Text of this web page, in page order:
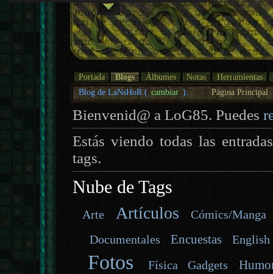
Portada Blogs Álbumes Notas
Herramientas
Blog de LaNsHoR ( cambiar ): Página Principal
Bienvenid@ a LoG85. Puedes
Estás viendo todas las
tags.
Nube de Tags
Arte Artículos Cómics/Manga
Documentales Encuestas English
Fotos Física Gadgets